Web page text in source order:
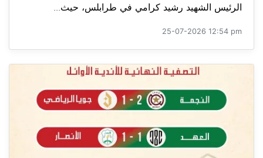
الرئيس الشهيد رشيد كرامي في طرابلس، حيث...
25-07-2026 12:54 pm